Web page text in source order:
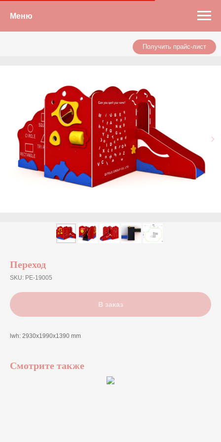
Меню
Получить прайс-лист
Переход
SKU: PE-19005
В заказ
lwh: 2930x1990x1390 mm
Смотрите также